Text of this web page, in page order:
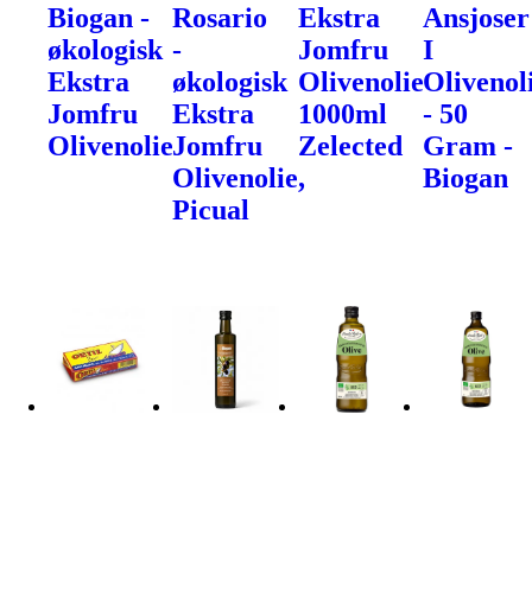
Biogan -
økologisk
Ekstra
Jomfru
Olivenolie
Rosario
-
økologisk
Ekstra
Jomfru
Olivenolie,
Picual
Ekstra
Jomfru
Olivenolie
1000ml
Zelected
Ansjoser
I
- 50
Gram -
Biogan